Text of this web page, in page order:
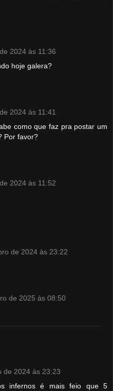
2024 às 11:36
hoje galera?
2024 às 11:41
como que faz pra postar um
Por favor?
2024 às 11:52
de 2024 às 23:22
de 2025 às 08:50
de 2024 às 23:23
infernos é mais feio que 5